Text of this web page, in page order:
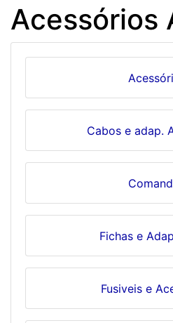
Acessórios
Cabos e adap.
Fichas e
Fusiveis e